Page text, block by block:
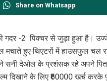
Share on Whatsapp
गदर -2 पिक्चर से जुड़ा हुआ है।
मचाते हुए थिएटरों में हाउसफुल चल
ने सनी देओल के प्रशंसक रहे अपने
दिखाने के लिए ₹60000 खर्च करके